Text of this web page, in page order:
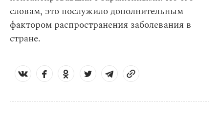
словам, это послужило дополнительным
фактором распространения заболевания в
стране.